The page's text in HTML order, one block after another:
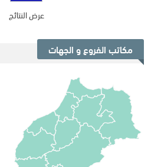
عرض النتائج
مكاتب الفروع و الجهات